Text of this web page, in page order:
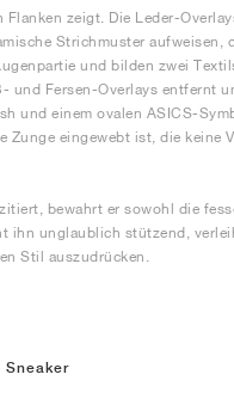
zeigt. Die Leder-
Strichmuster aufweisen,
und bilden zwei
und Fersen-Overlays entfernt
und einem ovalen ASICS-
Zunge eingewebt ist, die keine
bewahrt er sowohl die
ihn unglaublich stützend,
Stil auszudrücken.
Sneaker